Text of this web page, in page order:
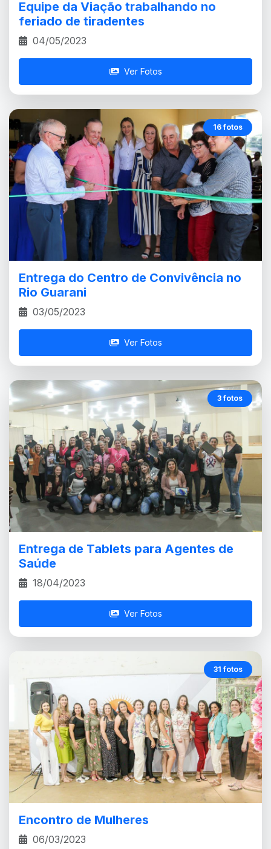
Equipe da Viação trabalhando no
feriado de tiradentes
04/05/2023
Ver Fotos
16 fotos
Entrega do Centro de Convivência no
Rio Guarani
03/05/2023
Ver Fotos
3 fotos
Entrega de Tablets para Agentes de
Saúde
18/04/2023
Ver Fotos
31 fotos
Encontro de Mulheres
06/03/2023